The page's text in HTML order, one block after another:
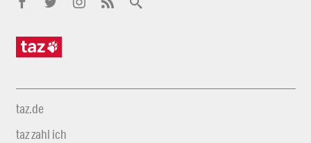
taz.de
taz zahl ich